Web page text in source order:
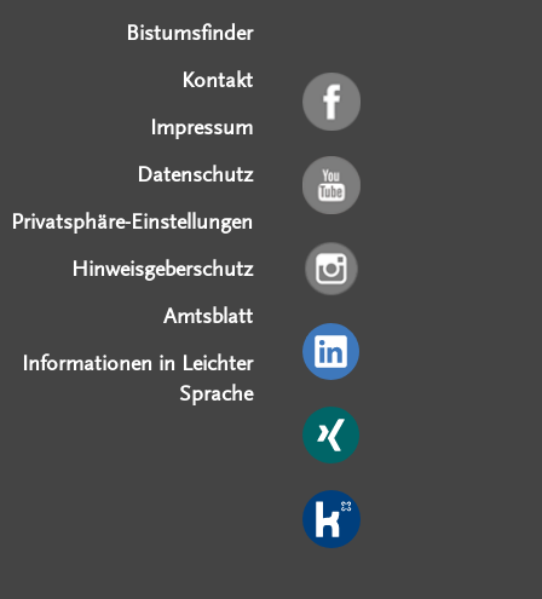
Bistumsfinder
Kontakt
Impressum
Datenschutz
Privatsphäre-Einstellungen
Hinweisgeberschutz
Amtsblatt
Informationen in Leichter
Sprache